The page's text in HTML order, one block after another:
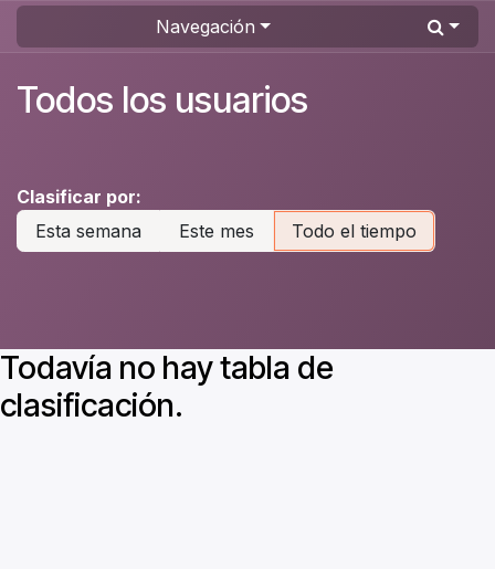
Ir al contenido
Navegación
Todos los usuarios
Clasificar por:
Esta semana
Este mes Todo el tiempo
Todavía no hay tabla de
clasificación.